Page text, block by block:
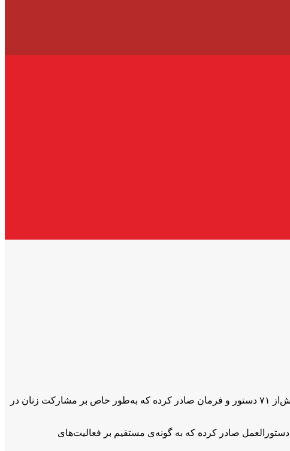
دفتر هماهنگ کننده‌ی کمک‌های انسان‌دوستانه‌ی سازمان ملل متحد (اوچا)، اعلام کرده است که طالبان پس از به‌دست گرفتن قدرت بیش‌از ۷۱ دستور و فرمان صادر کرده که به‌طور خاص بر مشارکت زنان در
گفته است که طالبان، وزارت‌خانه‌ها و هم‌چنان مقام‌های محلی وابسته به این گروه از اگست ۲۰۲۱، تاکنون ۳۹۲ دستورالعمل صادر کرده که به گونه‌ی مستقیم بر فعالیت‌های